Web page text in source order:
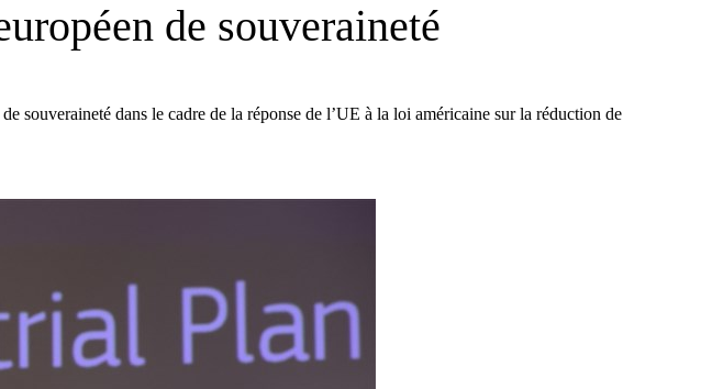
de souveraineté
souveraineté dans le cadre de la réponse de l’UE à la loi américaine sur la réduction de